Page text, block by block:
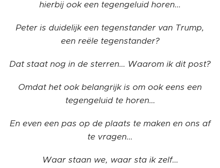
hierbij ook een tegengeluid horen...
Peter is duidelijk een tegenstander van Trump,
een reële tegenstander?
Dat staat nog in de sterren... Waarom ik dit post?
Omdat het ook belangrijk is om ook eens een
tegengeluid te horen...
En even een pas op de plaats te maken en ons af
te vragen...
Waar staan we, waar sta ik zelf...